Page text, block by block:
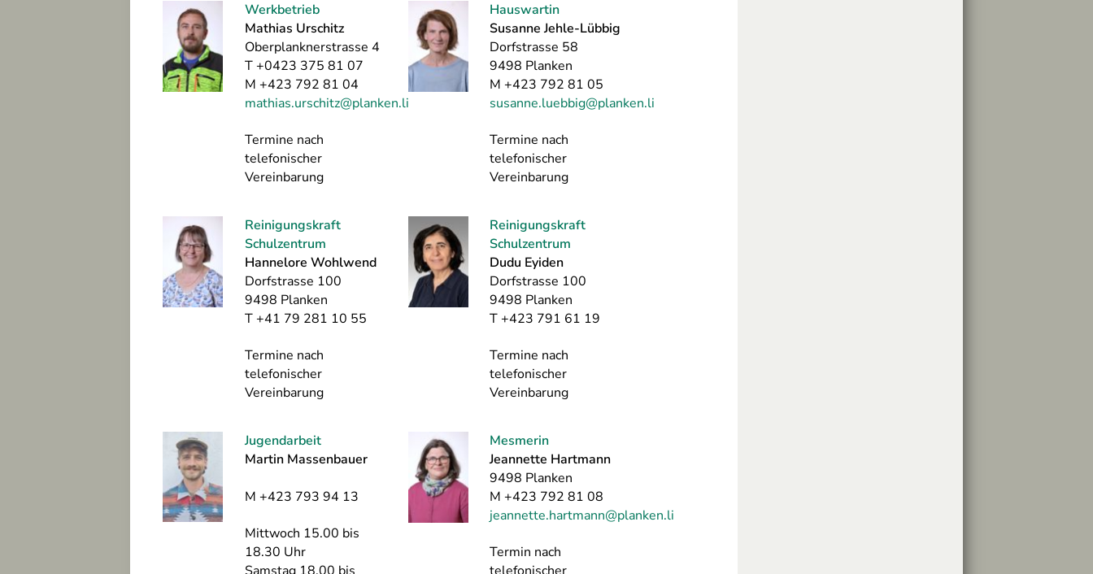
Werkbetrieb
Mathias Urschitz
Oberplanknerstrasse 4
T +0423 375 81 07
M +423 792 81 04
mathias.urschitz@planken.li
Termine nach
telefonischer
Vereinbarung
Hauswartin
Susanne Jehle-Lübbig
Dorfstrasse 58
9498 Planken
M +423 792 81 05
susanne.luebbig@planken.li
Termine nach
telefonischer
Vereinbarung
Reinigungskraft
Schulzentrum
Hannelore Wohlwend
Dorfstrasse 100
9498 Planken
T +41 79 281 10 55
Termine nach
telefonischer
Vereinbarung
Reinigungskraft
Schulzentrum
Dudu Eyiden
Dorfstrasse 100
9498 Planken
T +423 791 61 19
Termine nach
telefonischer
Vereinbarung
Jugendarbeit
Martin Massenbauer
M +423 793 94 13
Mittwoch 15.00 bis
18.30 Uhr
Mesmerin
Jeannette Hartmann
9498 Planken
M +423 792 81 08
jeannette.hartmann@planken.li
Termin nach